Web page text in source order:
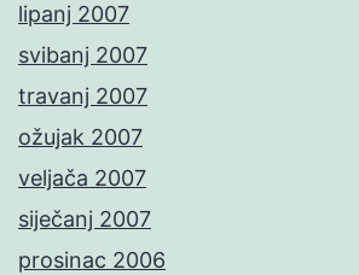
lipanj 2007
svibanj 2007
travanj 2007
ožujak 2007
veljača 2007
siječanj 2007
prosinac 2006